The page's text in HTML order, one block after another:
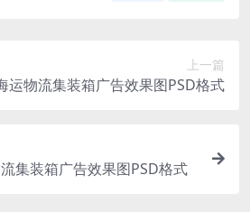
上一篇
运物流集装箱广告效果图PSD格式
集装箱广告效果图PSD格式